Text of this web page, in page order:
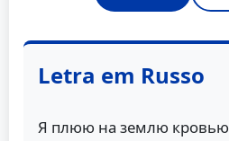
Letra em Russo
Я плюю на землю кровью